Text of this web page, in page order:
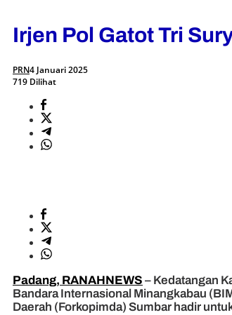
Irjen Pol Gatot Tri
PRN4 Januari 2025
719 Dilihat
Padang, RANAHNEWS – Kedatangan
Bandara Internasional Minangkabau
Daerah (Forkopimda) Sumbar hadir